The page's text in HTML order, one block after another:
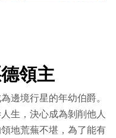
領主
邊境行星的年幼伯爵。
生，決心成為剝削他人
地荒蕪不堪，為了能有